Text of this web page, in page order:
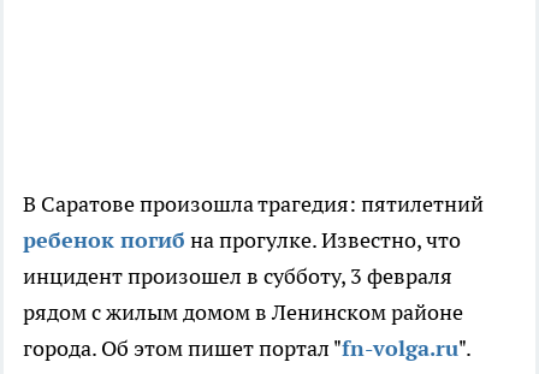
В Саратове произошла трагедия: пятилетний
ребенок погиб на прогулке. Известно, что
инцидент произошел в субботу, 3 февраля
рядом с жилым домом в Ленинском районе
города. Об этом пишет портал "fn-volga.ru".